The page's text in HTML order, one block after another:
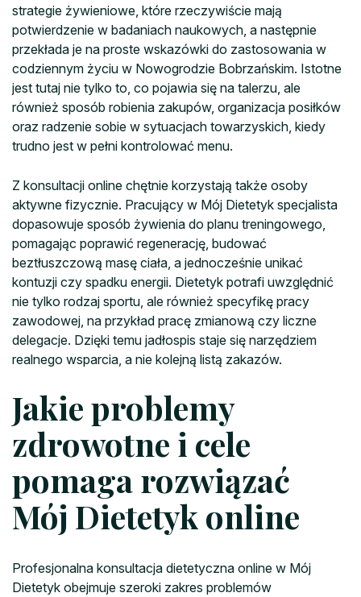
strategie żywieniowe, które rzeczywiście mają
potwierdzenie w badaniach naukowych, a następnie
przekłada je na proste wskazówki do zastosowania w
codziennym życiu w Nowogrodzie Bobrzańskim. Istotne
jest tutaj nie tylko to, co pojawia się na talerzu, ale
również sposób robienia zakupów, organizacja posiłków
oraz radzenie sobie w sytuacjach towarzyskich, kiedy
trudno jest w pełni kontrolować menu.
Z konsultacji online chętnie korzystają także osoby
aktywne fizycznie. Pracujący w Mój Dietetyk specjalista
dopasowuje sposób żywienia do planu treningowego,
pomagając poprawić regenerację, budować
beztłuszczową masę ciała, a jednocześnie unikać
kontuzji czy spadku energii. Dietetyk potrafi uwzględnić
nie tylko rodzaj sportu, ale również specyfikę pracy
zawodowej, na przykład pracę zmianową czy liczne
delegacje. Dzięki temu jadłospis staje się narzędziem
realnego wsparcia, a nie kolejną listą zakazów.
Jakie problemy
zdrowotne i cele
pomaga rozwiązać
Mój Dietetyk online
Profesjonalna konsultacja dietetyczna online w Mój
Dietetyk obejmuje szeroki zakres problemów